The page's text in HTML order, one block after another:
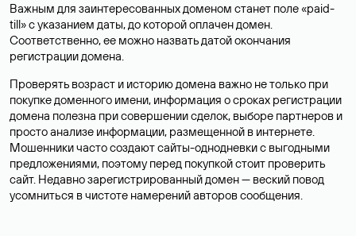
Важным для заинтересованных доменом станет поле «paid-
till» с указанием даты, до которой оплачен домен.
Соответственно, ее можно назвать датой окончания
регистрации домена.
Проверять возраст и историю домена важно не только при
покупке доменного имени, информация о сроках регистрации
домена полезна при совершении сделок, выборе партнеров и
просто анализе информации, размещенной в интернете.
Мошенники часто создают сайты-однодневки с выгодными
предложениями, поэтому перед покупкой стоит проверить
сайт. Недавно зарегистрированный домен — веский повод
усомниться в чистоте намерений авторов сообщения.